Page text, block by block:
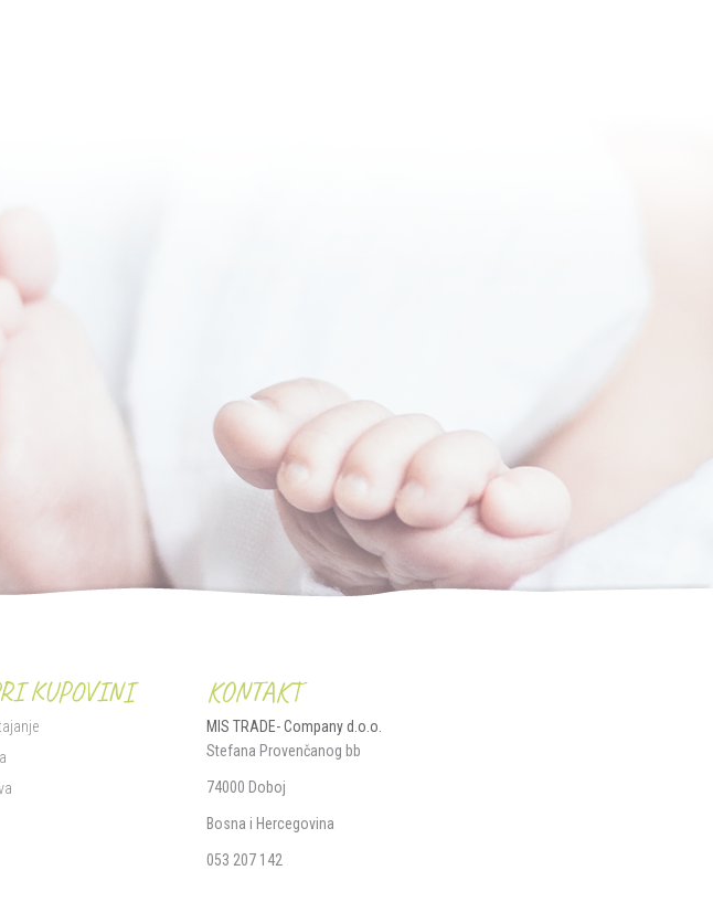
KUPOVINI KONTAKT
MIS TRADE- Company d.o.o.
Stefana Provenčanog bb
74000 Doboj
Bosna i Hercegovina
053 207 142